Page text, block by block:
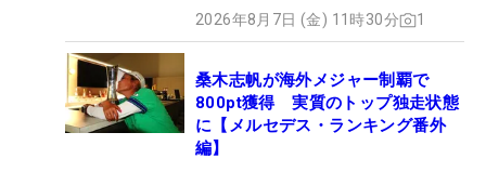
2026年8月7日 (金) 11時30分 1
桑木志帆が海外メジャー制覇で
800pt獲得 実質のトップ独走状態
に【メルセデス・ランキング番外
編】